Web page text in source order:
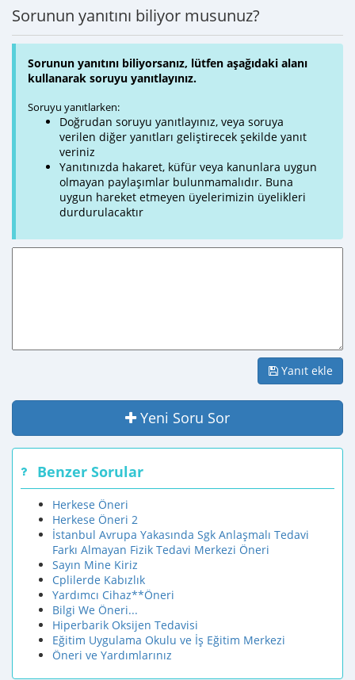
Sorunun yanıtını biliyor musunuz?
Sorunun yanıtını biliyorsanız, lütfen aşağıdaki alanı
kullanarak soruyu yanıtlayınız.
Soruyu yanıtlarken:
Doğrudan soruyu yanıtlayınız, veya soruya
verilen diğer yanıtları geliştirecek şekilde yanıt
veriniz
Yanıtınızda hakaret, küfür veya kanunlara uygun
olmayan paylaşımlar bulunmamalıdır. Buna
uygun hareket etmeyen üyelerimizin üyelikleri
durdurulacaktır
Yanıt ekle
Yeni Soru Sor
Benzer Sorular
Herkese Öneri
Herkese Öneri 2
İstanbul Avrupa Yakasında Sgk Anlaşmalı Tedavi
Farkı Almayan Fizik Tedavi Merkezi Öneri
Sayın Mine Kiriz
Cplilerde Kabızlık
Yardımcı Cihaz**Öneri
Bilgi We Öneri...
Hiperbarik Oksijen Tedavisi
Eğitim Uygulama Okulu ve İş Eğitim Merkezi
Öneri ve Yardımlarınız